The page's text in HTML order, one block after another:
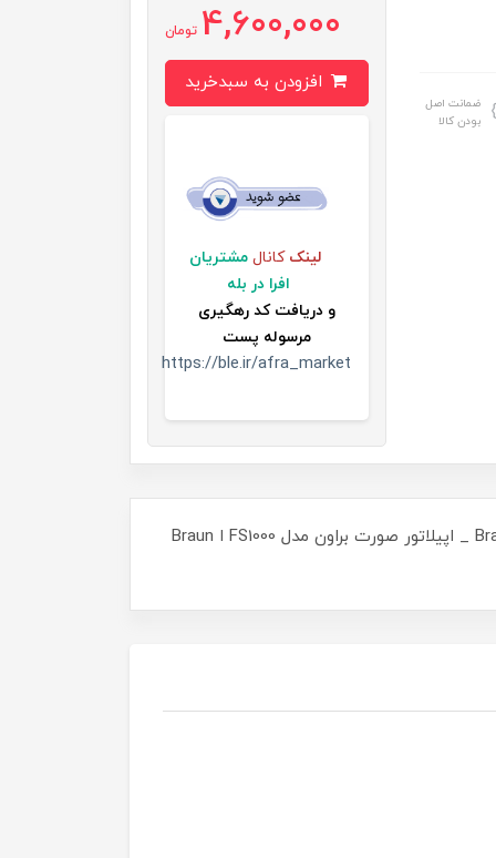
ضمانت اصل
بودن کالا
4,600,000 تومان
لینک کانال مشتریان
افرا در بله
و دریافت کد رهگیری
مرسوله پست
https://ble.ir/afra_market
قیمت و خرید دستگاه موزن برقی براون مدل FS 1000برند: براون _ موزن براون اصلاح موهای زائد صورت بانوان Braun FS1000 _ اپیلاتور صورت براون مدل FS1000 ا Braun